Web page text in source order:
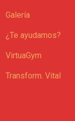
Galería
¿Te ayudamos?
VirtuaGym
Transform. Vital